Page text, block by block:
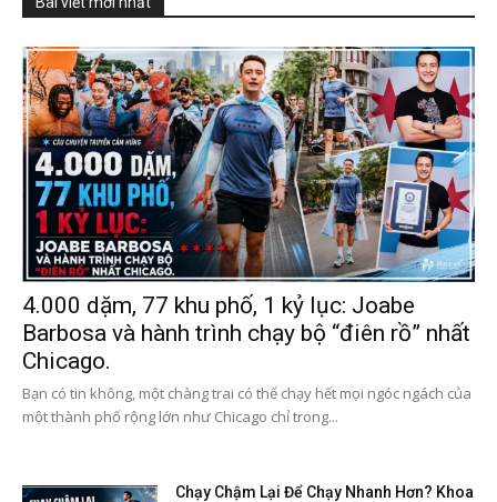
4.000 dặm, 77 khu phố, 1 kỷ lục: Joabe
Barbosa và hành trình chạy bộ “điên rồ” nhất
Chicago.
Bạn có tin không, một chàng trai có thể chạy hết mọi ngóc ngách của
một thành phố rộng lớn như Chicago chỉ trong...
Chạy Chậm Lại Để Chạy Nhanh Hơn? Khoa